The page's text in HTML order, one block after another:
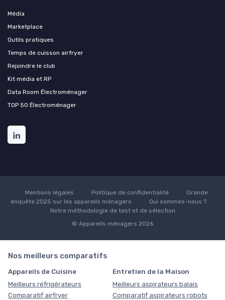
Média
Marketplace
Outils pratiques
Temps de cuisson airfryer
Rejoindre le club
Kit média et RP
Data Room Électroménager
TOP 50 Électroménager
Mentions légales Politique de confidentialité
Grande
enquête 2025 sur les appareils ménagers
Qui sommes-nous ?
Notre méthodologie de test et de sélection
© Appareils ménagers 2026
Nos meilleurs comparatifs
Appareils de Cuisine
Meilleurs réfrigérateurs
Comparatif airfryer
Entretien de la Maison
Meilleurs aspirateurs balais
Comparatif aspirateurs robots